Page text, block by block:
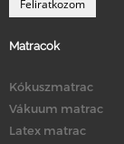
Matracok
Kókuszmatrac
Vákuum matrac
Latex matrac